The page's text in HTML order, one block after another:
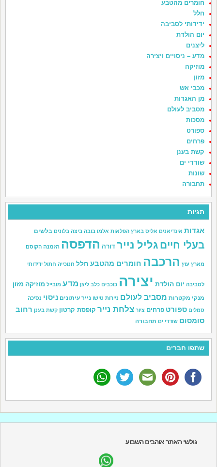
חומרים מהטבע
חלל
ידידותי לסביבה
יום הולדת
ליצנים
מדע – ניסויים ויצירה
מוזיקה
מזון
מכבי אש
מן האגדות
מסביב לעולם
מסכות
ספורט
פרחים
קשת בענן
שודדי ים
שונות
תחבורה
תגיות
אגדות אינדיאנים אליס בארץ הפלאות אלמו בובה ביצה בלונים בלשים
בעלי חיים גליל נייר דורה הדפסה הזמנה הקוסם
מארץ עוץ הרכבה חומרים מהטבע חלל חנוכייה חתול ידידותי
לסביבה יום הולדת יצירה כוכבים כלב ליצן מדע מובייל מוזיקה מזון
מנקי מקטרות מסביב לעולם ניירות טישו נייר עיתונים ניסוי נסיכה
סמלים ספורט פרחים ציור צלחת נייר קופסת קרטון קשת בענן רחוב
סומסום שודדי ים תחבורה
שתפו חברים
גולשי האתר אוהבים השבוע